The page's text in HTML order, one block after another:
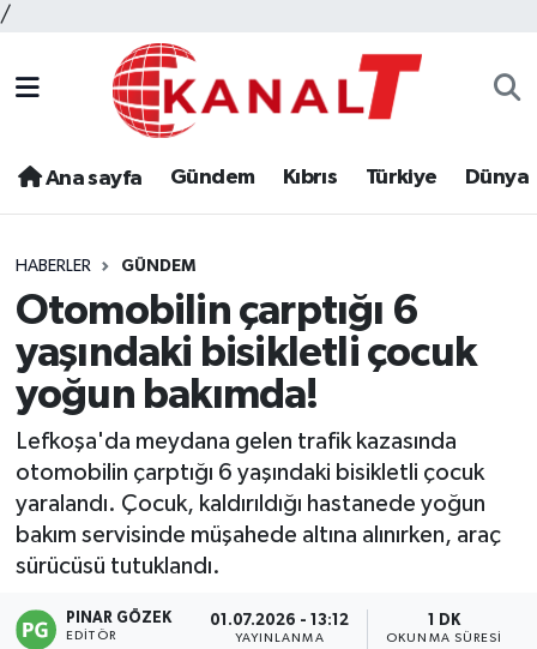
/
Ana sayfa Gündem Kıbrıs Türkiye Dünya
HABERLER GÜNDEM
Otomobilin çarptığı 6
yaşındaki bisikletli çocuk
yoğun bakımda!
Lefkoşa'da meydana gelen trafik kazasında
otomobilin çarptığı 6 yaşındaki bisikletli çocuk
yaralandı. Çocuk, kaldırıldığı hastanede yoğun
bakım servisinde müşahede altına alınırken, araç
sürücüsü tutuklandı.
PINAR GÖZEK
EDITÖR
01.07.2026 - 13:12
YAYINLANMA
1 DK
OKUNMA SÜRESI